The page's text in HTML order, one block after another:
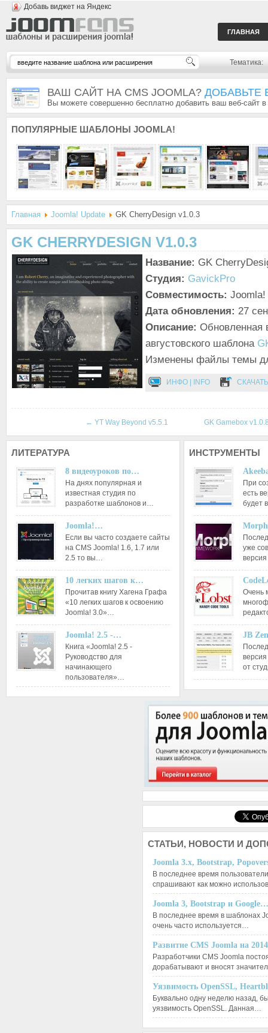
Добавь виджет на Яндекс
ГЛАВНАЯ
Тематика:
ВАШ САЙТ НА CMS JOOMLA? ДОБАВЬТЕ
Вы можете совершенно бесплатно добавить ваш веб-сайт
ПОПУЛЯРНЫЕ ШАБЛОНЫ JOOMLA!
Главная Joomla! Update GK CherryDesign v1.0.3
GK CHERRYDESIGN V1.0.3
Название: GK
Студия: GavickPro
Совместимость:
Дата обновления: 27
Описание: Обновленная
августовского шаблона
Изменены файлы темы
ИНФО | INFO СКАЧАТЬ
← YT Way Beyond v5.5.1 GK Gamebox
ЛИТЕРАТУРА
8 видеоуроков по…
На днях популярная и
известная студия по
разработке шаблонов и…
Joomla!…
Если вы часто создаете сайты
на CMS Joomla! 1.6, 1.7 или
2.5 то вы…
10 легких шагов к…
Прочитав книгу Хагена Графа
«10 легких шагов к освоению
Joomla! 3.0»…
Joomla! 2.5 -…
Книга «Joomla! 2.5 -
Руководство для
начинающего
пользователя»…
ИНСТРУМЕНТЫ
При
есть
будет
уже
Очень
JB
от
СТАТЬИ, НОВОСТИ И
Joomla 3.x, Bootstrap,
В последнее время
спрашивают как можно
Joomla 3, Bootstrap и Google…
В последнее время в шаблонах
очень часто используется…
Развитие CMS Joomla на
Разработчики CMS Joomla
дорабатывают и вносят
Уязвимость OpenSSL,
Буквально одну неделю назад,
уязвимость OpenSSL. Данная…